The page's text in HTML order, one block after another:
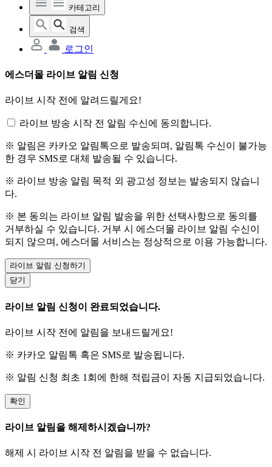
카테고리
검색
로그인
에스더몰 라이브 알림 신청
라이브 시작 전에 알려드릴게요!
라이브 방송 시작 전 알림 수신에 동의합니다.
※ 알림은 카카오 알림톡으로 발송되며, 알림톡 수신이 불가능
한 경우 SMS로 대체 발송될 수 있습니다.
※ 라이브 방송 알림 목적 외 광고성 정보는 발송되지 않습니
다.
※ 본 동의는 라이브 알림 발송을 위한 선택사항으로 동의를
거부하실 수 있습니다. 거부 시 에스더몰 라이브 알림 수신이
되지 않으며, 에스더몰 서비스는 정상적으로 이용 가능합니다.
라이브 알림 신청하기
닫기
라이브 알림 신청이 완료되었습니다.
라이브 시작 전에 알림을 보내드릴게요!
※ 카카오 알림톡 혹은 SMS로 발송됩니다.
※ 알림 신청 최초 1회에 한해 적립금이 자동 지급되었습니다.
확인
라이브 알림을 해제하시겠습니까?
해제 시 라이브 시작 전 알림을 받을 수 없습니다.